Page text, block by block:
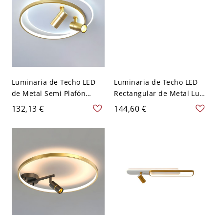
Luminaria de Techo LED
de Metal Semi Plafón
Circular Moderno para
Habitación - Dorado 110 A
120 V Blanco
132,13 €
Luminaria de Techo LED
Rectangular de Metal Luz
de Riel Moderna para
Salón - Dorado 110 A 120
144,60 €